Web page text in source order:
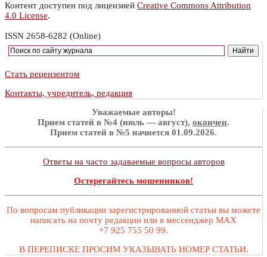
Контент доступен под лицензией Creative Commons Attribution
4.0 License.
ISSN 2658-6282 (Online)
Стать рецензентом
Контакты, учредитель, редакция
Уважаемые авторы!
Прием статей в №4 (июль — август), окончен.
Прием статей в №5 начнется 01.09.2026.
Ответы на часто задаваемые вопросы авторов
Остерегайтесь мошенников!
По вопросам публикации зарегистрированной статьи вы можете
написать на почту редакции или в мессенджер MAX
+7 925 755 50 99.
В ПЕРЕПИСКЕ ПРОСИМ УКАЗЫВАТЬ НОМЕР СТАТЬИ.